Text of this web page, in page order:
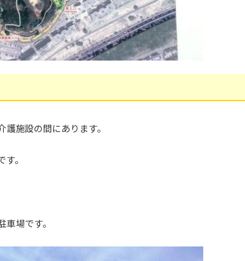
施設の間にあります。
。
場です。